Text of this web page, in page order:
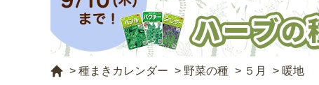
> 種まきカレンダー > 野菜の種 > ５月 > 暖地